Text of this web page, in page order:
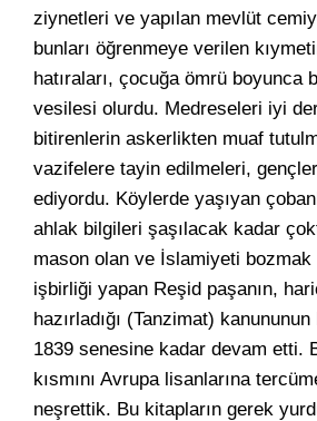
ziynetleri ve yapılan mevlüt
bunları öğrenmeye verilen
hatıraları, çocuğa ömrü boyunca
vesilesi olurdu. Medreseleri iyi
bitirenlerin askerlikten muaf
vazifelere tayin edilmeleri,
ediyordu. Köylerde yaşıyan
ahlak bilgileri şaşılacak kadar
mason olan ve İslamiyeti
işbirliği yapan Reşid paşanın,
hazırladığı (Tanzimat)
1839 senesine kadar devam etti.
kısmını Avrupa lisanlarına
neşrettik. Bu kitapların gerek